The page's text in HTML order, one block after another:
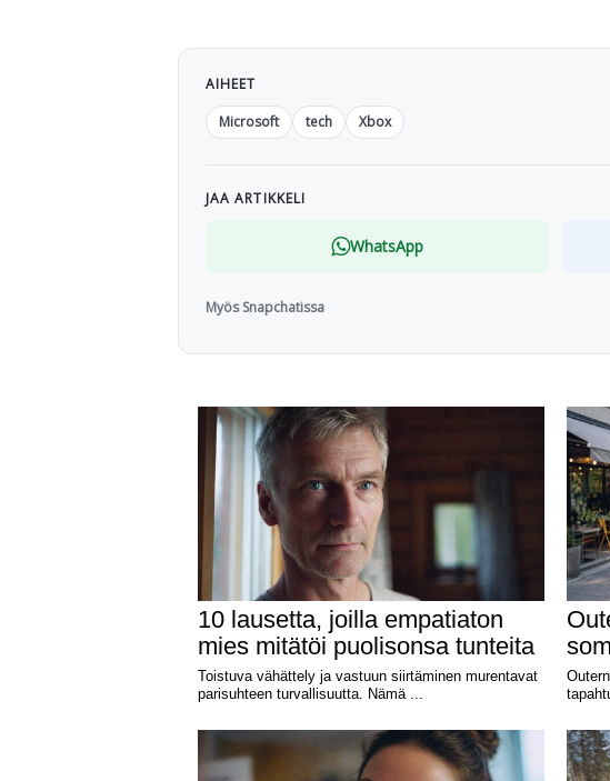
AIHEET
Microsoft
tech Xbox
JAA ARTIKKELI
WhatsApp
Myös Snapchatissa